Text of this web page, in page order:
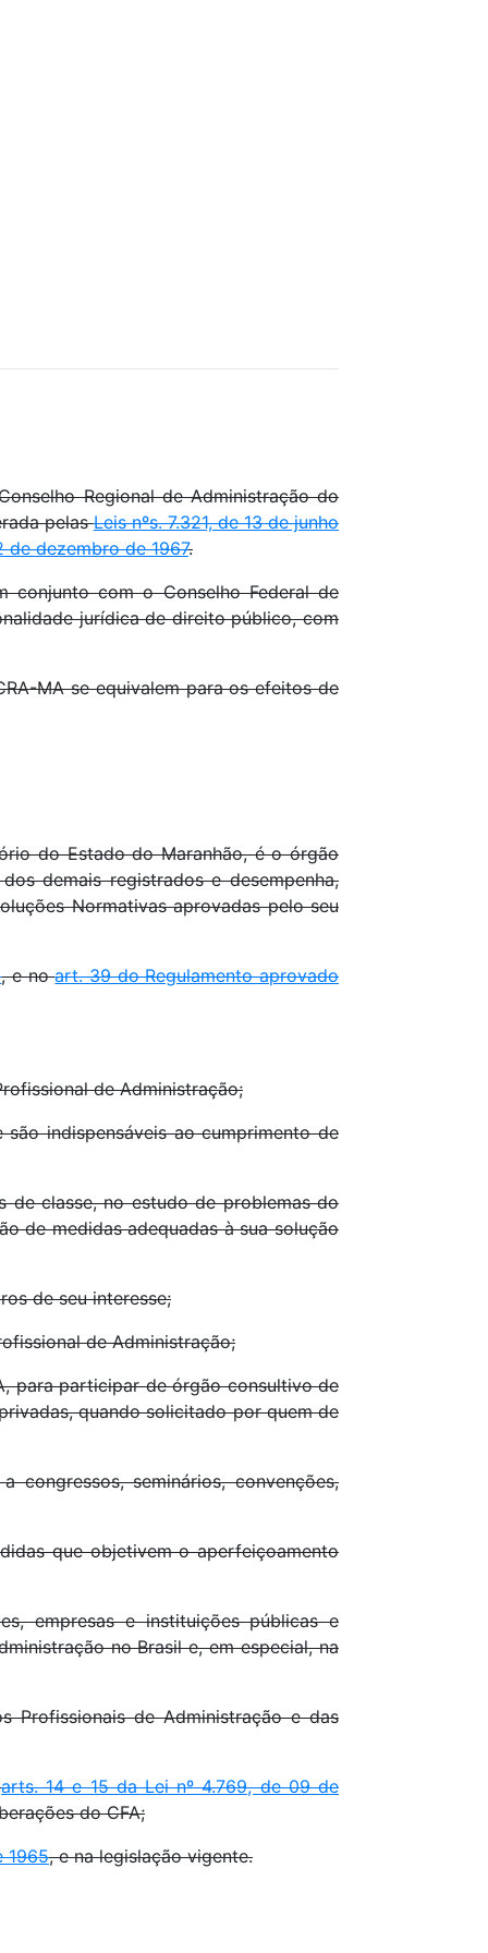
Regional de Administração do
pelasLeis nºs. 7.321, de 13 de junho
de dezembro de 1967.
com o Conselho Federal de
jurídica de direito público, com
MA se equivalem para os efeitos de
do Estado do Maranhão, é o órgão
demais registrados e desempenha,
Normativas aprovadas pelo seu
, e noart. 39 do Regulamento aprovado
de Administração;
indispensáveis ao cumprimento de
de classe, no estudo de problemas do
de medidas adequadas à sua solução
de seu interesse;
de Administração;
para participar de órgão consultivo de
quando solicitado por quem de
seminários, convenções,
que objetivem o aperfeiçoamento
empresas e instituições públicas e
no Brasil e, em especial, na
Profissionais de Administração e das
arts. 14 e 15 da Lei nº 4.769, de 09 de
do CFA;
1965, e na legislação vigente.